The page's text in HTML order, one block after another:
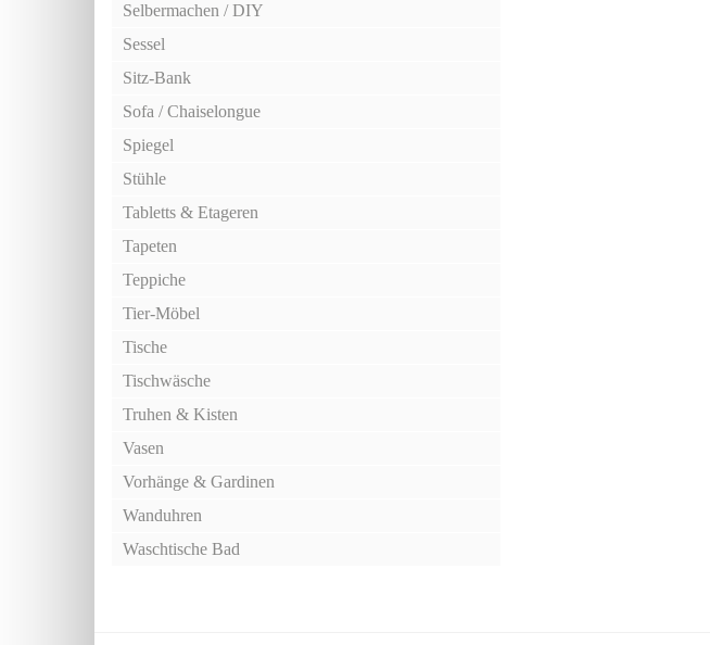
Selbermachen / DIY
Sessel
Sitz-Bank
Sofa / Chaiselongue
Spiegel
Stühle
Tabletts & Etageren
Tapeten
Teppiche
Tier-Möbel
Tische
Tischwäsche
Truhen & Kisten
Vasen
Vorhänge & Gardinen
Wanduhren
Waschtische Bad